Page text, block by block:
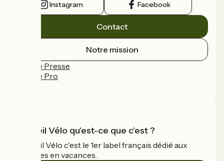
Instagram Facebook
Contact
Notre mission
Espace Presse
Espace Pro
Accueil Vélo qu'est-ce que c'est ?
Accueil Vélo c'est le 1er label français dédié aux
cyclistes en vacances.